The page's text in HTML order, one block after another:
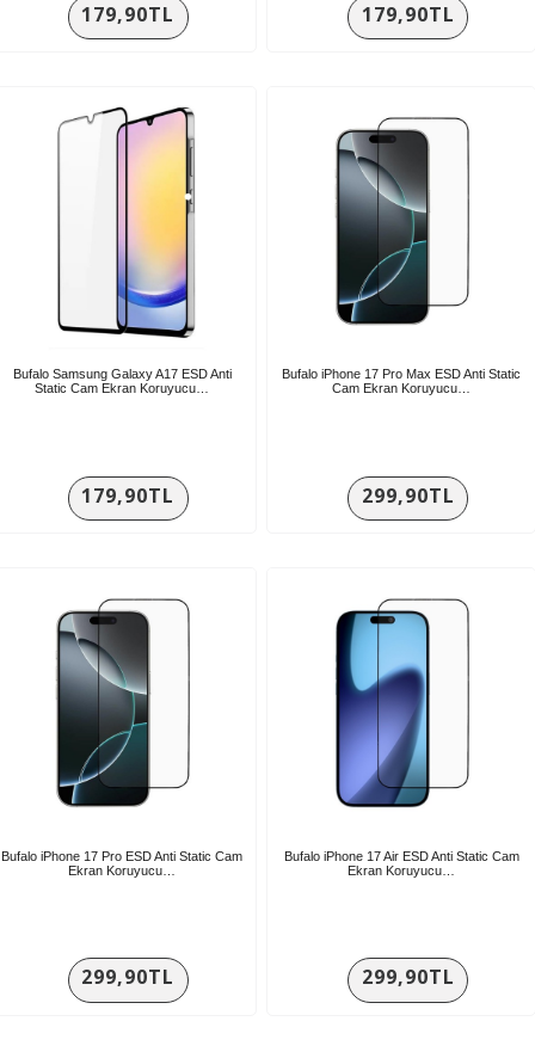
179,90TL 179,90TL
Bufalo Samsung Galaxy A17 ESD Anti
Static Cam Ekran Koruyucu…
179,90TL
Bufalo iPhone 17 Pro Max ESD Anti Static
Cam Ekran Koruyucu…
299,90TL
Bufalo iPhone 17 Pro ESD Anti Static Cam
Ekran Koruyucu…
299,90TL
Bufalo iPhone 17 Air ESD Anti Static Cam
Ekran Koruyucu…
299,90TL